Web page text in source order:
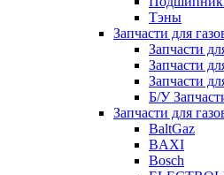
Тэны
Запчасти для
Запчасти
Запчасти
Запчасти
Б/У
Запчасти для
BaltGaz
BAXI
Bosch